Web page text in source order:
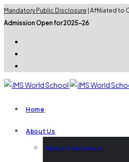
Mandatory Public Disclosure | Affiliated to
Admission Open for 2025-26
Home
About Us
About The School